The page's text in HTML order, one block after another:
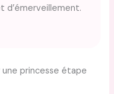
d’émerveillement.
une princesse étape